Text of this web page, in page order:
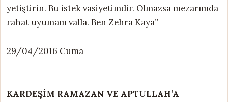
yetiştirin. Bu istek vasiyetimdir. Olmazsa mezarımda
rahat uyumam valla. Ben Zehra Kaya”
29/04/2016 Cuma
KARDEŞİM RAMAZAN VE APTULLAH’A